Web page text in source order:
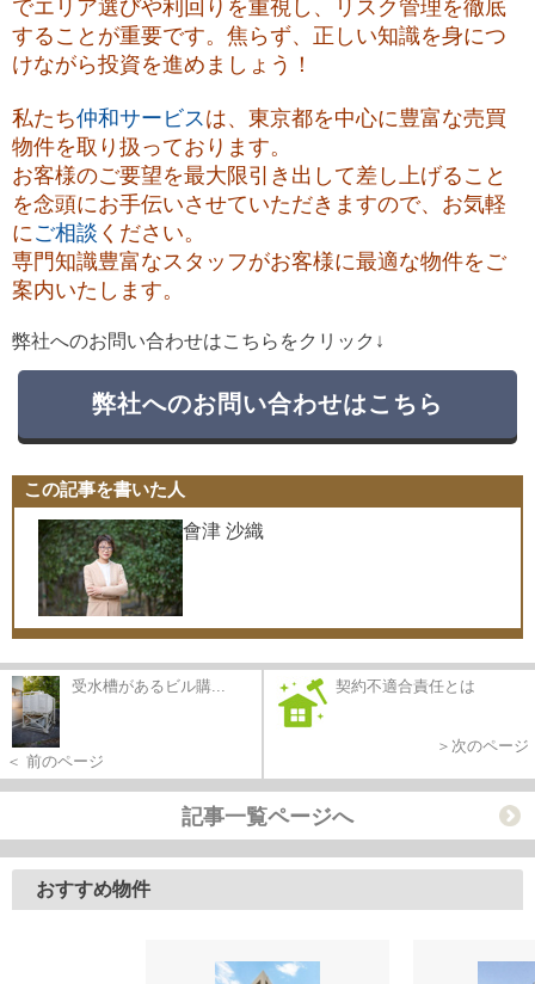
でエリア選びや利回りを重視し、リスク管理を徹底
することが重要です。焦らず、正しい知識を身につ
けながら投資を進めましょう！
私たち仲和サービスは、東京都を中心に豊富な売買
物件を取り扱っております。
お客様のご要望を最大限引き出して差し上げること
を念頭にお手伝いさせていただきますので、お気軽
にご相談 ください。
専門知識豊富なスタッフがお客様に最適な物件をご
案内いたします。
弊社へのお問い合わせはこちらをクリック↓
弊社へのお問い合わせはこちら
この記事を書いた人
會津 沙織
受水槽があるビル購...
＜ 前のページ
契約不適合責任とは
＞次のページ
記事一覧ページへ
おすすめ物件